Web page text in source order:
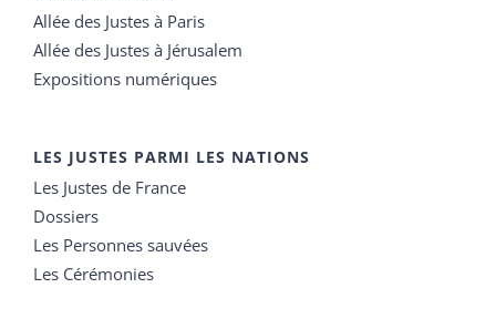
Allée des Justes à Paris
Allée des Justes à Jérusalem
Expositions numériques
LES JUSTES PARMI LES NATIONS
Les Justes de France
Dossiers
Les Personnes sauvées
Les Cérémonies